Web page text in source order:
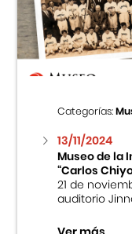
Centro
Cursos
Museo de la
Fondo Editorial
Teatro
Categorías:
13/11/2024
Museo de la
“Carlos
21 de
auditorio